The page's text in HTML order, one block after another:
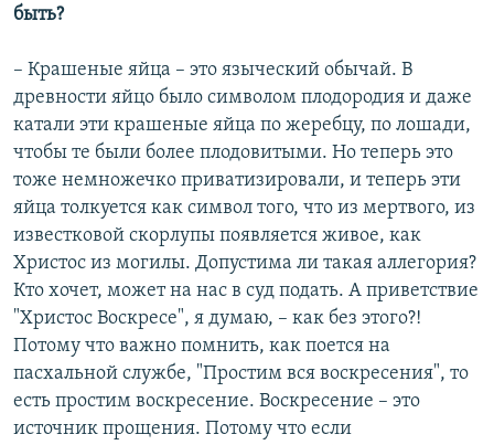
быть?
– Крашеные яйца – это языческий обычай. В
древности яйцо было символом плодородия и даже
катали эти крашеные яйца по жеребцу, по лошади,
чтобы те были более плодовитыми. Но теперь это
тоже немножечко приватизировали, и теперь эти
яйца толкуется как символ того, что из мертвого, из
известковой скорлупы появляется живое, как
Христос из могилы. Допустима ли такая аллегория?
Кто хочет, может на нас в суд подать. А приветствие
"Христос Воскресе", я думаю, – как без этого?!
Потому что важно помнить, как поется на
пасхальной службе, "Простим вся воскресения", то
есть простим воскресение. Воскресение – это
источник прощения. Потому что если